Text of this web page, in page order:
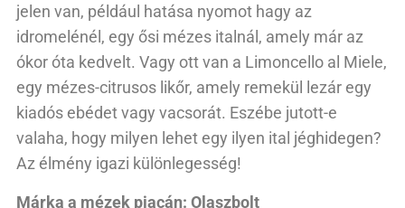
jelen van, például hatása nyomot hagy az
idromelénél, egy ősi mézes italnál, amely már az
ókor óta kedvelt. Vagy ott van a Limoncello al Miele,
egy mézes-citrusos likőr, amely remekül lezár egy
kiadós ebédet vagy vacsorát. Eszébe jutott-e
valaha, hogy milyen lehet egy ilyen ital jéghidegen?
Az élmény igazi különlegesség!
Márka a mézek piacán: Olaszbolt